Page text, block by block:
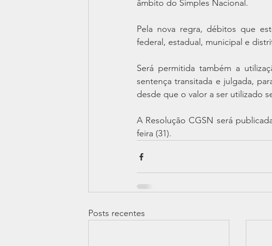
âmbito do Simples Nacional.
Pela nova regra, débitos que
federal, estadual, municipal e
Será permitida também a
sentença transitada e julgada,
desde que o valor a ser utilizado
A Resolução CGSN será
feira (31).
Posts recentes